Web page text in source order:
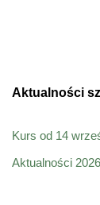
Aktualności
Kurs od 14
Aktualności 2026